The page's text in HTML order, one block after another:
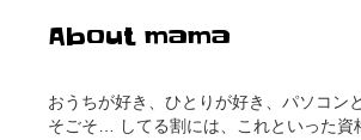
About mama
おうちが好き、ひとりが好き、パソコン
そごそ… してる割には、これといった資